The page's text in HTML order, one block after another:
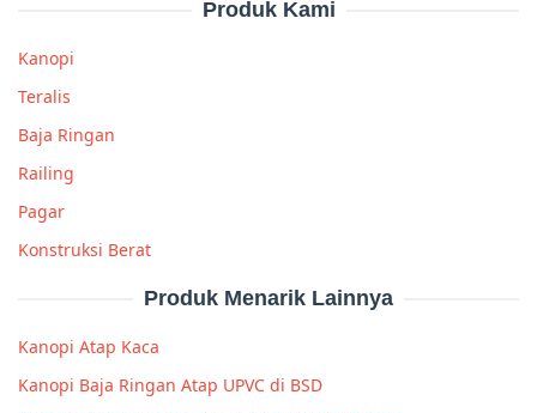
Produk Kami
Kanopi
Teralis
Baja Ringan
Railing
Pagar
Konstruksi Berat
Produk Menarik Lainnya
Kanopi Atap Kaca
Kanopi Baja Ringan Atap UPVC di BSD